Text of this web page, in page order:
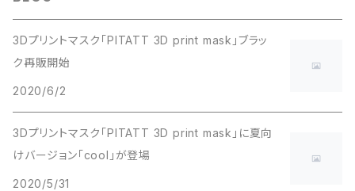
3Dプリントマスク「PITATT 3D print mask」ブラッ
ク再販開始
2020/6/2
3Dプリントマスク「PITATT 3D print mask」に夏向
けバージョン「cool」が登場
2020/5/31